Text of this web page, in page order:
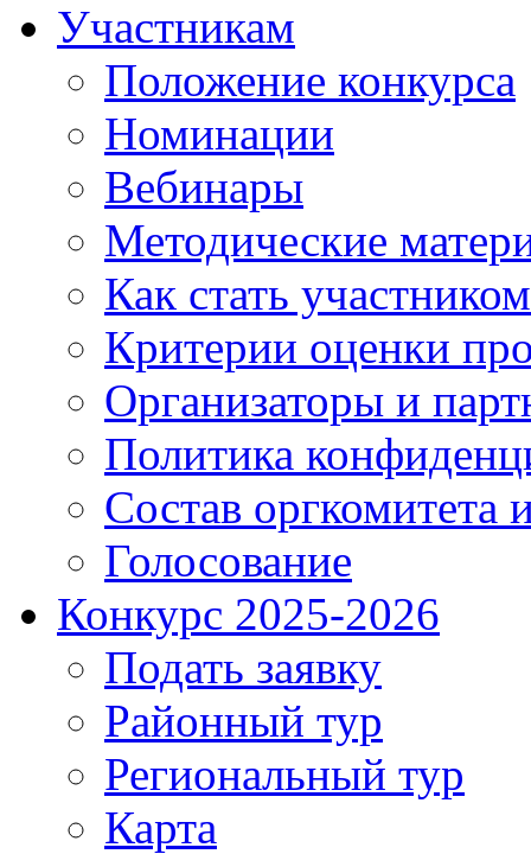
Участникам
Положение конкурса
Номинации
Вебинары
Методические
Как стать участником
Критерии оценки
Организаторы и
Политика
Состав оргкомитета
Голосование
Конкурс 2025-2026
Подать заявку
Районный тур
Региональный тур
Карта